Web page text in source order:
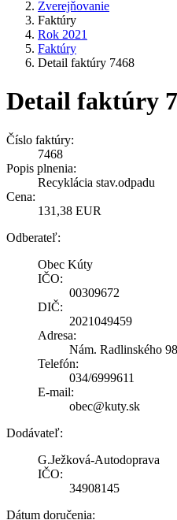
Zverejňovanie
Faktúry
Rok 2021
Faktúry
Detail faktúry 7468
Detail faktúry
Číslo faktúry:
7468
Popis plnenia:
Recyklácia stav.odpadu
Cena:
131,38 EUR
Odberateľ:
Obec Kúty
IČO:
00309672
DIČ:
2021049459
Adresa:
Nám. Radlinského
Telefón:
034/6999611
E-mail:
obec@kuty.sk
Dodávateľ:
G.Ježková-Autodoprava
IČO:
34908145
Dátum doručenia: